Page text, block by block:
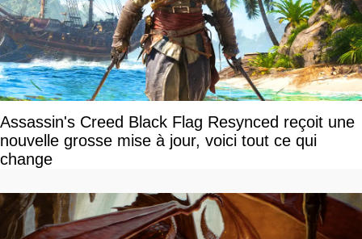
Assassin's Creed Black Flag Resynced reçoit une
nouvelle grosse mise à jour, voici tout ce qui
change